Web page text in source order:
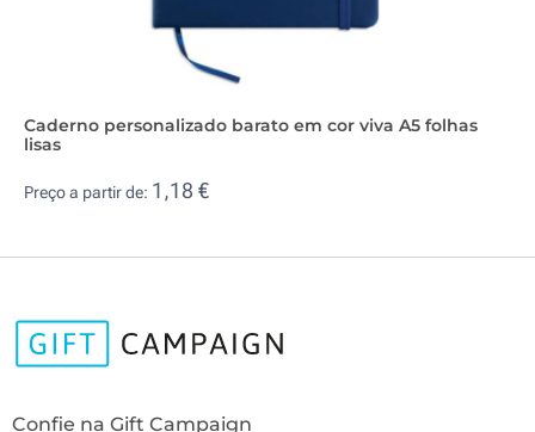
Caderno personalizado barato em cor viva A5 folhas
lisas
Preço a partir de: 1,18 €
Confie na Gift Campaign